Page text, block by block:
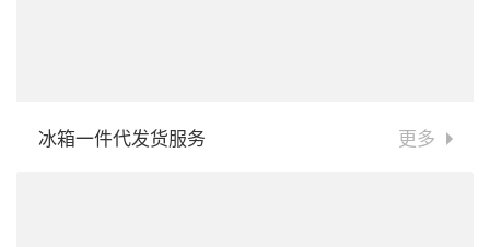
冰箱一件代发货服务 更多